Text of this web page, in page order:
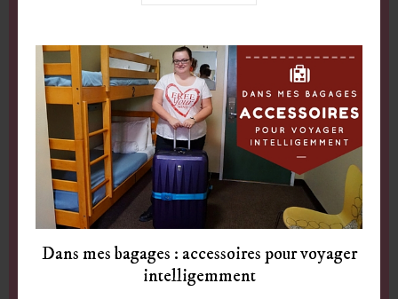
Dans mes bagages : accessoires pour voyager
intelligemment